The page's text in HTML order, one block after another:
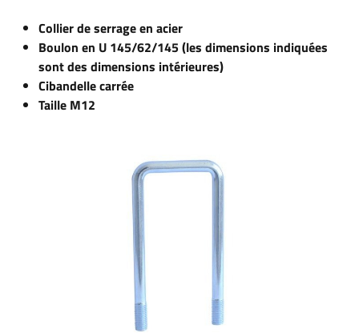
Collier de serrage en acier
Boulon en U 145/62/145 (les dimensions indiquées
sont des dimensions intérieures)
Cibandelle carrée
Taille M12